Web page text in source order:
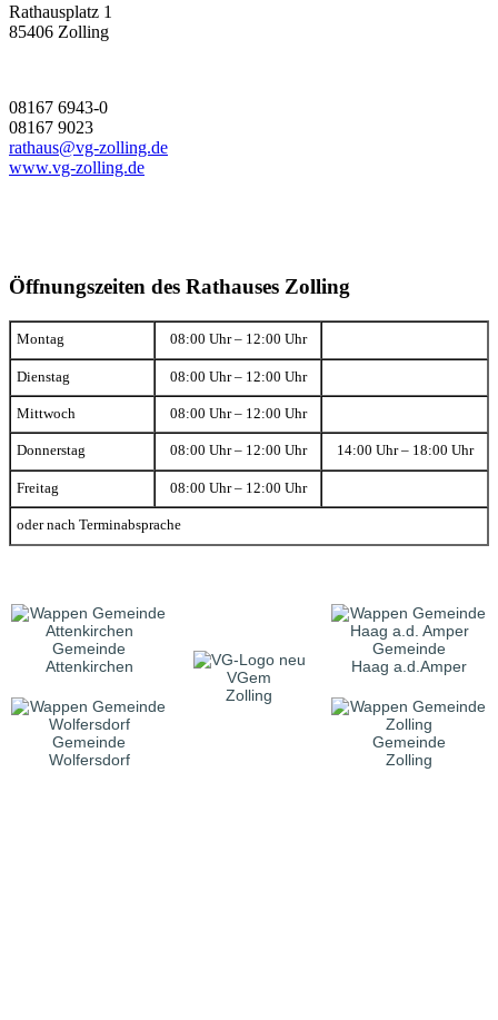
Rathausplatz 1
85406 Zolling
08167 6943-0
08167 9023
rathaus@vg-zolling.de
www.vg-zolling.de
Öffnungszeiten des Rathauses Zolling
Montag 08:00 Uhr – 12:00 Uhr
Dienstag 08:00 Uhr – 12:00 Uhr
Mittwoch 08:00 Uhr – 12:00 Uhr
Donnerstag 08:00 Uhr – 12:00 Uhr 14:00 Uhr – 18:00 Uhr
Freitag 08:00 Uhr – 12:00 Uhr
oder nach Terminabsprache
Gemeinde
Attenkirchen
VGem
Zolling
Gemeinde
Haag a.d.Amper
Gemeinde
Wolfersdorf
Gemeinde
Zolling